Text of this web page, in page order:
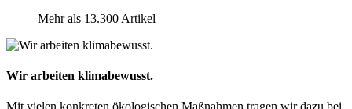
Mehr als 13.300 Artikel
Wir arbeiten klimabewusst.
Mit vielen konkreten ökologischen Maßnahmen tragen wir dazu bei,